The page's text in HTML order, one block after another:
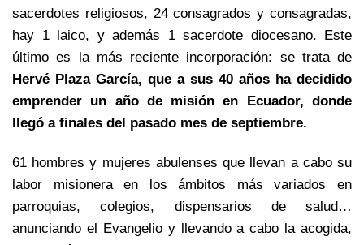
sacerdotes religiosos, 24 consagrados y consagradas,
hay 1 laico, y además 1 sacerdote diocesano. Este
último es la más reciente incorporación: se trata de
Hervé Plaza García, que a sus 40 años ha decidido
emprender un año de misión en Ecuador, donde
llegó a finales del pasado mes de septiembre.
61 hombres y mujeres abulenses que llevan a cabo su
labor misionera en los ámbitos más variados en
parroquias, colegios, dispensarios de salud…
anunciando el Evangelio y llevando a cabo la acogida,